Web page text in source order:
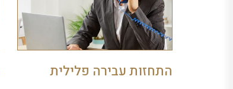
התחזות עבירה פלילית